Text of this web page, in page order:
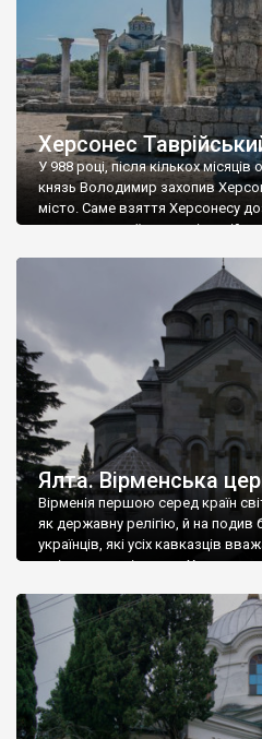
Херсонес
У 988 році, після кількох
князь Володимир захопив
місто. Саме взяття Херсонесу
диктувати свої умови
Херсонесі Володимир-язичник,
А потім було Хрещення Русі. На
Ялта. Вірменська
Вірменія першою серед країн
як державну релігію, й на подив
українців, які усіх кавказців
є відданими вірянами Христа